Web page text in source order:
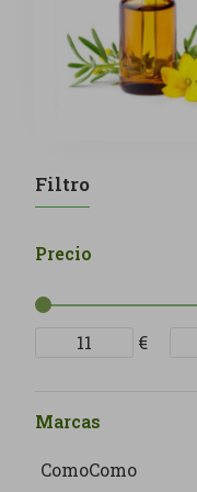
Filtro
Precio
€
Marcas
ComoComo